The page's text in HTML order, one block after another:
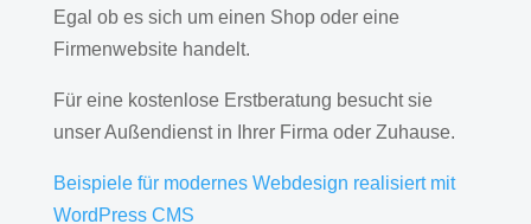
Egal ob es sich um einen Shop oder eine
Firmenwebsite handelt.
Für eine kostenlose Erstberatung besucht sie
unser Außendienst in Ihrer Firma oder Zuhause.
Beispiele für modernes Webdesign realisiert mit
WordPress CMS